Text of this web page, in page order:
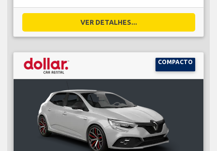
VER DETALHES...
COMPACTO